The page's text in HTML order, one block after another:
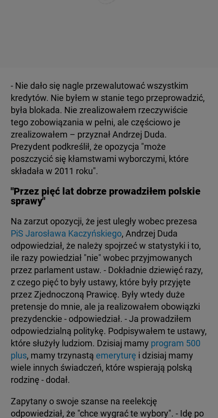
- Nie dało się nagle przewalutować wszystkim
kredytów. Nie byłem w stanie tego przeprowadzić,
była blokada. Nie zrealizowałem rzeczywiście
tego zobowiązania w pełni, ale częściowo je
zrealizowałem – przyznał Andrzej Duda.
Prezydent podkreślił, że opozycja "może
poszczycić się kłamstwami wyborczymi, które
składała w 2011 roku".
"Przez pięć lat dobrze prowadziłem polskie
sprawy"
Na zarzut opozycji, że jest uległy wobec prezesa
PiS Jarosława Kaczyńskiego, Andrzej Duda
odpowiedział, że należy spojrzeć w statystyki i to,
ile razy powiedział "nie" wobec przyjmowanych
przez parlament ustaw. - Dokładnie dziewięć razy,
z czego pięć to były ustawy, które były przyjęte
przez Zjednoczoną Prawicę. Były wtedy duże
pretensje do mnie, ale ja realizowałem obowiązki
prezydenckie - odpowiedział. - Ja prowadziłem
odpowiedzialną politykę. Podpisywałem te ustawy,
które służyły ludziom. Dzisiaj mamy program 500
plus, mamy trzynastą emeryturę i dzisiaj mamy
wiele innych świadczeń, które wspierają polską
rodzinę - dodał.
Zapytany o swoje szanse na reelekcję
odpowiedział, że "chce wygrać te wybory". - Idę po